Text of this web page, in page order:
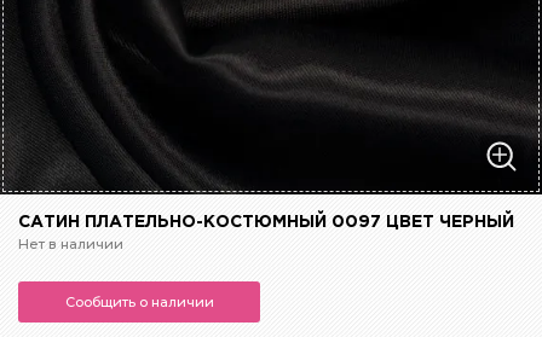
САТИН ПЛАТЕЛЬНО-КОСТЮМНЫЙ 0097 ЦВЕТ ЧЕРНЫЙ
Нет в наличии
Сообщить о наличии